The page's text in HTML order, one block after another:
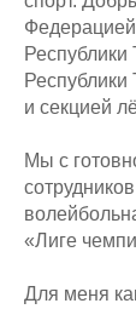
и секцией
Мы с
«Лиге
Для меня